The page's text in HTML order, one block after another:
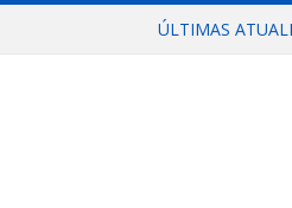
ÚLTIMAS